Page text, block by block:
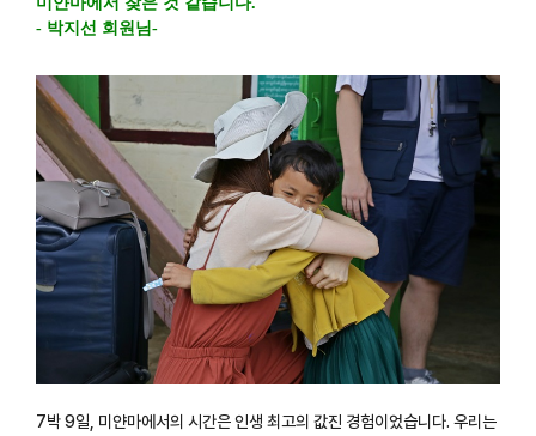
- 박지선 회원님-
7박 9일, 미얀마에서의 시간은 인생 최고의 값진 경험이었습니다. 우리는